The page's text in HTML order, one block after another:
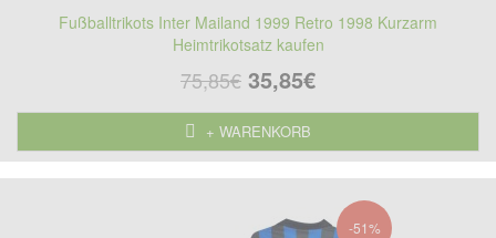
Fußballtrikots Inter Mailand 1999 Retro 1998 Kurzarm
Heimtrikotsatz kaufen
75,85€ 35,85€
+ WARENKORB
-51%